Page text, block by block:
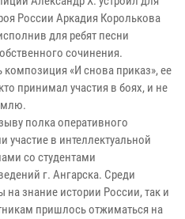
России Аркадия Королькова
для ребят песни
сочинения.
«И снова приказ», ее
принимал участия в боях, и не
полка оперативного
участие в интеллектуальной
со студентами
г. Ангарска. Среди
знание истории России, так и
пришлось отжиматься на